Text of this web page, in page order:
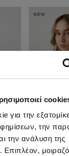
για την
την
την ανάλυση της
Επιπλέον,
Top
NEW
Gisela